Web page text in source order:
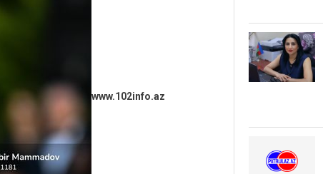
www.102info.az